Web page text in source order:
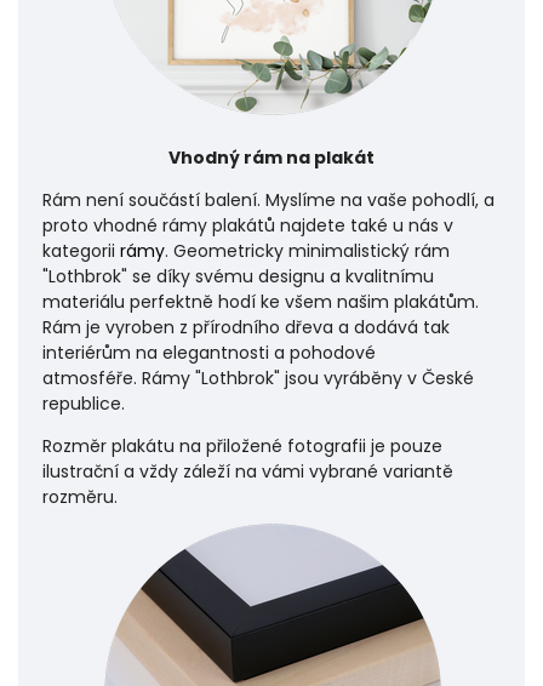
Vhodný rám na plakát
Rám není součástí balení. Myslíme na vaše pohodlí, a
proto vhodné rámy plakátů najdete také u nás v
kategorii rámy. Geometricky minimalistický rám
"Lothbrok" se díky svému designu a kvalitnímu
materiálu perfektně hodí ke všem našim plakátům.
Rám je vyroben z přírodního dřeva a dodává tak
interiérům na elegantnosti a pohodové
atmosféře. Rámy "Lothbrok" jsou vyráběny v České
republice.
Rozměr plakátu na přiložené fotografii je pouze
ilustrační a vždy záleží na vámi vybrané variantě
rozměru.